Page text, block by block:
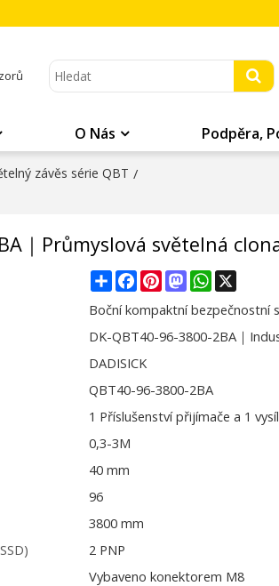
O Nás Podpěra,
závěs série QBT /
｜Průmyslová světelná
ShareFacebook
PinterestMastodonWhatsApp
Boční kompaktní bezpečnostní
DK-QBT40-96-3800-2BA｜
DADISICK
QBT40-96-3800-2BA
1 Příslušenství přijímače a 1
0,3-3M
40 mm
96
3800 mm
2 PNP
Vybaveno konektorem M8